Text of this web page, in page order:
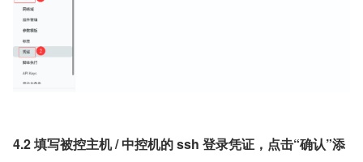
4.2 填写被控主机 / 中控机的 ssh 登录凭证，点击“确认”添